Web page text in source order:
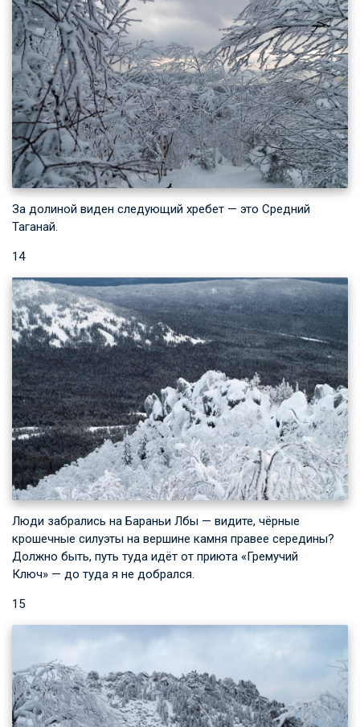
За долиной виден следующий хребет — это Средний
Таганай.
14
Люди забрались на Бараньи Лбы — видите, чёрные
крошечные силуэты на вершине камня правее середины?
Должно быть, путь туда идёт от приюта «Гремучий
Ключ» — до туда я не добрался.
15